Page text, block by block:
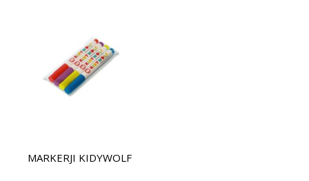
MARKERJI KIDYWOLF